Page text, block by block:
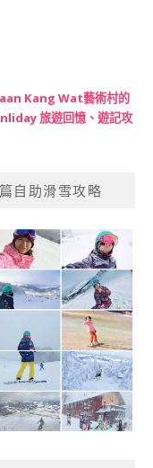
Kang Wat藝術村的
旅遊回憶、遊記攻
自助滑雪攻略